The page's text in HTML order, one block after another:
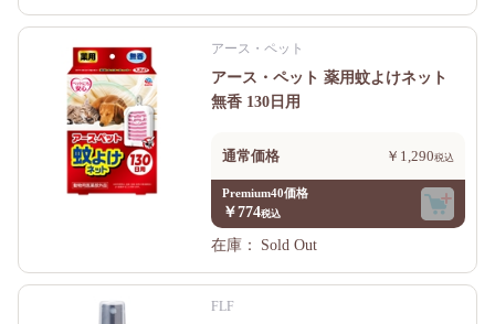
アース・ペット
アース・ペット 薬用蚊よけネット
無香 130日用
通常価格 ￥1,290
Premium40価格
￥774
在庫：
Sold Out
FLF